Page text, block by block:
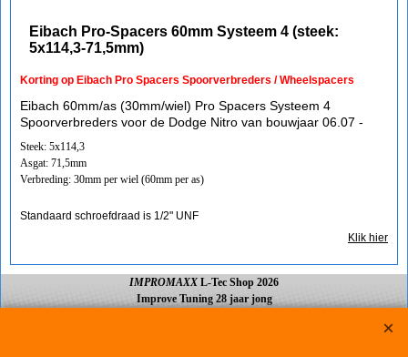
Eibach Pro-Spacers 60mm Systeem 4 (steek:
5x114,3-71,5mm)
Korting op Eibach Pro Spacers Spoorverbreders / Wheelspacers
Eibach 60mm/as (30mm/wiel) Pro Spacers Systeem 4
Spoorverbreders voor de Dodge Nitro van bouwjaar 06.07 -
Steek: 5x114,3
Asgat: 71,5mm
Verbreding: 30mm per wiel (60mm per as)
Standaard schroefdraad is 1/2" UNF
Klik hier
IMPROMAXX L-Tec Shop 2026
Improve Tuning 28 jaar jong